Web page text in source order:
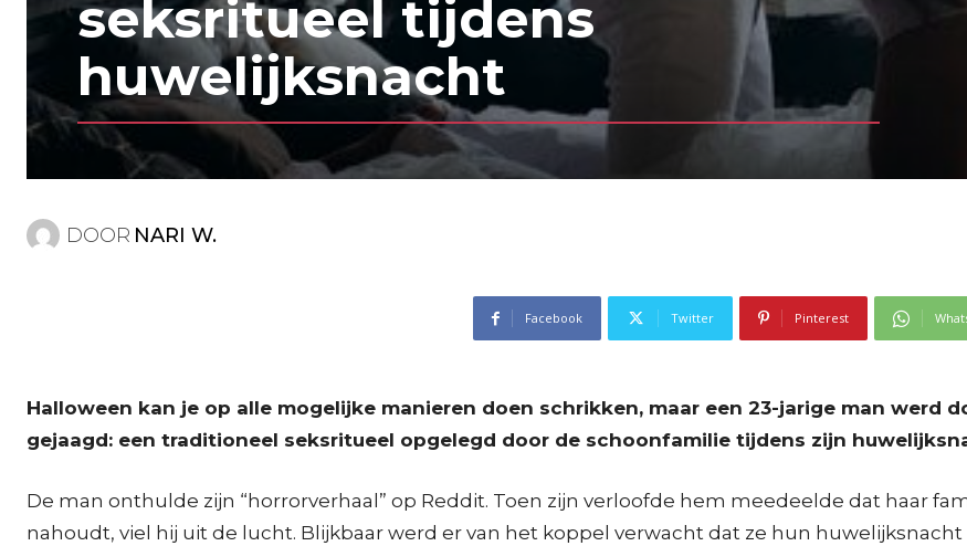
seksritueel tijdens
huwelijksnacht
DOOR NARI W.
Facebook Twitter Pinterest
Halloween kan je op alle mogelijke manieren doen schrikken, maar een 23-jarige man werd
gejaagd: een traditioneel seksritueel opgelegd door de schoonfamilie tijdens zijn
De man onthulde zijn “horrorverhaal” op Reddit. Toen zijn verloofde hem meedeelde dat haar
nahoudt, viel hij uit de lucht. Blijkbaar werd er van het koppel verwacht dat ze hun